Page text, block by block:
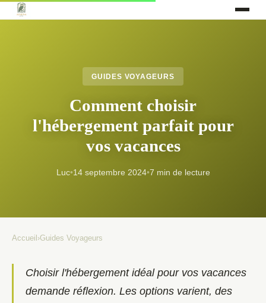
GUIDES VOYAGEURS
Comment choisir
l'hébergement parfait pour
vos vacances
Luc•14 septembre 2024•7 min de lecture
Accueil ›Guides Voyageurs
Choisir l'hébergement idéal pour vos vacances
demande réflexion. Les options varient, des